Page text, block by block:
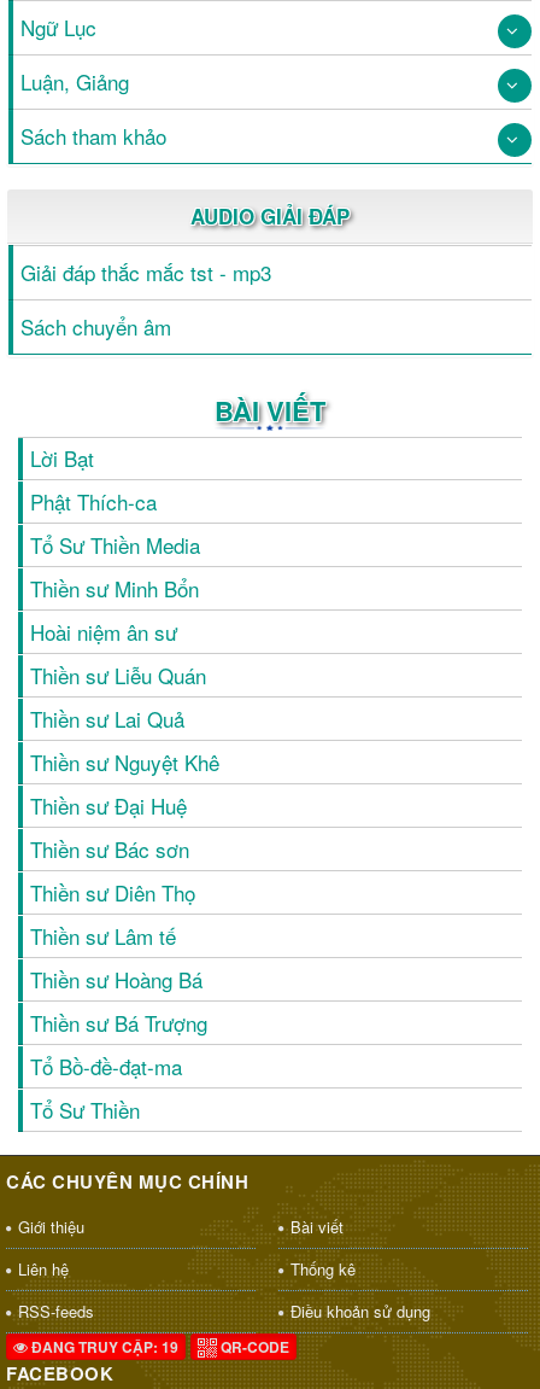
Ngữ Lục
Luận, Giảng
Sách tham khảo
AUDIO GIẢI ĐÁP
Giải đáp thắc mắc tst - mp3
Sách chuyển âm
BÀI VIẾT
Lời Bạt
Phật Thích-ca
Tổ Sư Thiền Media
Thiền sư Minh Bổn
Hoài niệm ân sư
Thiền sư Liễu Quán
Thiền sư Lai Quả
Thiền sư Nguyệt Khê
Thiền sư Đại Huệ
Thiền sư Bác sơn
Thiền sư Diên Thọ
Thiền sư Lâm tế
Thiền sư Hoàng Bá
Thiền sư Bá Trượng
Tổ Bồ-đề-đạt-ma
Tổ Sư Thiền
CÁC CHUYÊN MỤC CHÍNH
Giới thiệu
Bài viết
Liên hệ
Thống kê
RSS-feeds
Điều khoản sử dụng
ĐANG TRUY CẬP: 19 QR-CODE
FACEBOOK